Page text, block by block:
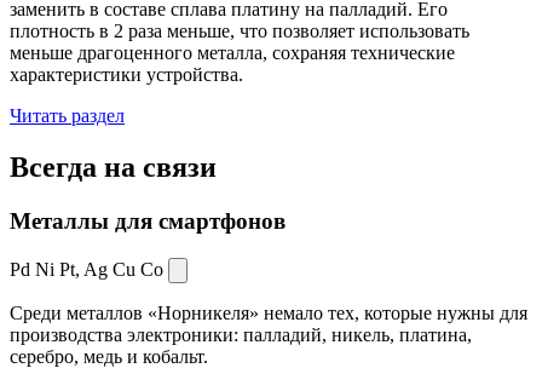
заменить в составе сплава платину на палладий. Его
плотность в 2 раза меньше, что позволяет использовать
меньше драгоценного металла, сохраняя технические
характеристики устройства.
Читать раздел
Всегда на связи
Металлы для смартфонов
Pd Ni Pt, Ag Cu Co
Среди металлов «Норникеля» немало тех, которые нужны для
производства электроники: палладий, никель, платина,
серебро, медь и кобальт.